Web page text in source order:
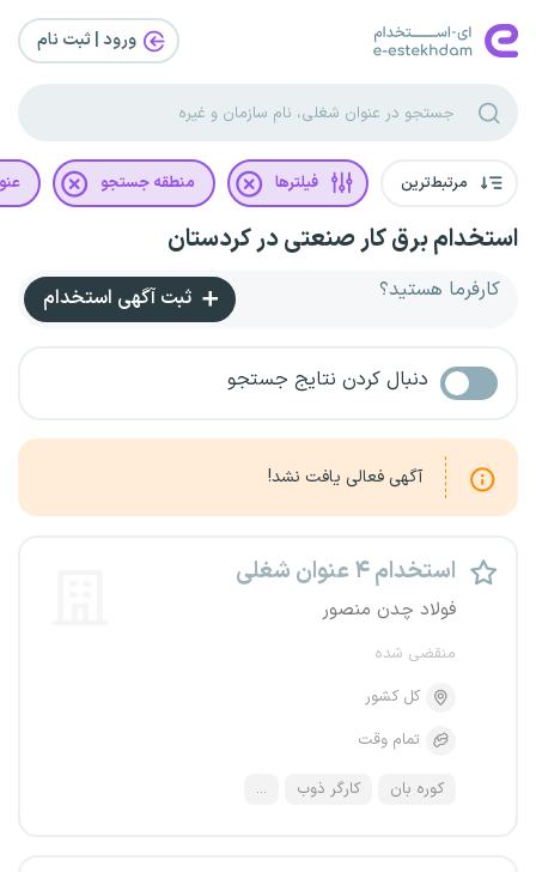
ورود | ثبت‌ نام
مرتبط‌ترین فیلترها منطقه جستجو
استخدام برق کار صنعتی در کردستان
کارفرما هستید؟ ثبت آگهی استخدام
دنبال کردن نتایج جستجو
آگهی فعالی یافت نشد!
استخدام ۴ عنوان شغلی
فولاد چدن منصور
منقضی شده
کل کشور
تمام وقت
کوره بان کارگر ذوب ...